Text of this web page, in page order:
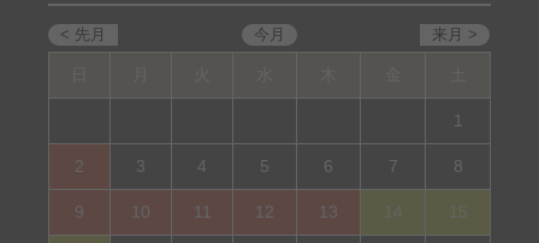
1
2 3 4 5 6 7 8
9 10 11 12 13 14 15